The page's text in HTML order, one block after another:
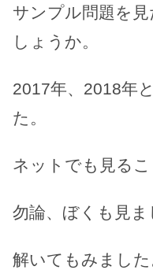
サンプル問題を
しょうか。
2017年、2018年
た。
ネットでも見るこ
勿論、ぼくも見ま
解いてもみました